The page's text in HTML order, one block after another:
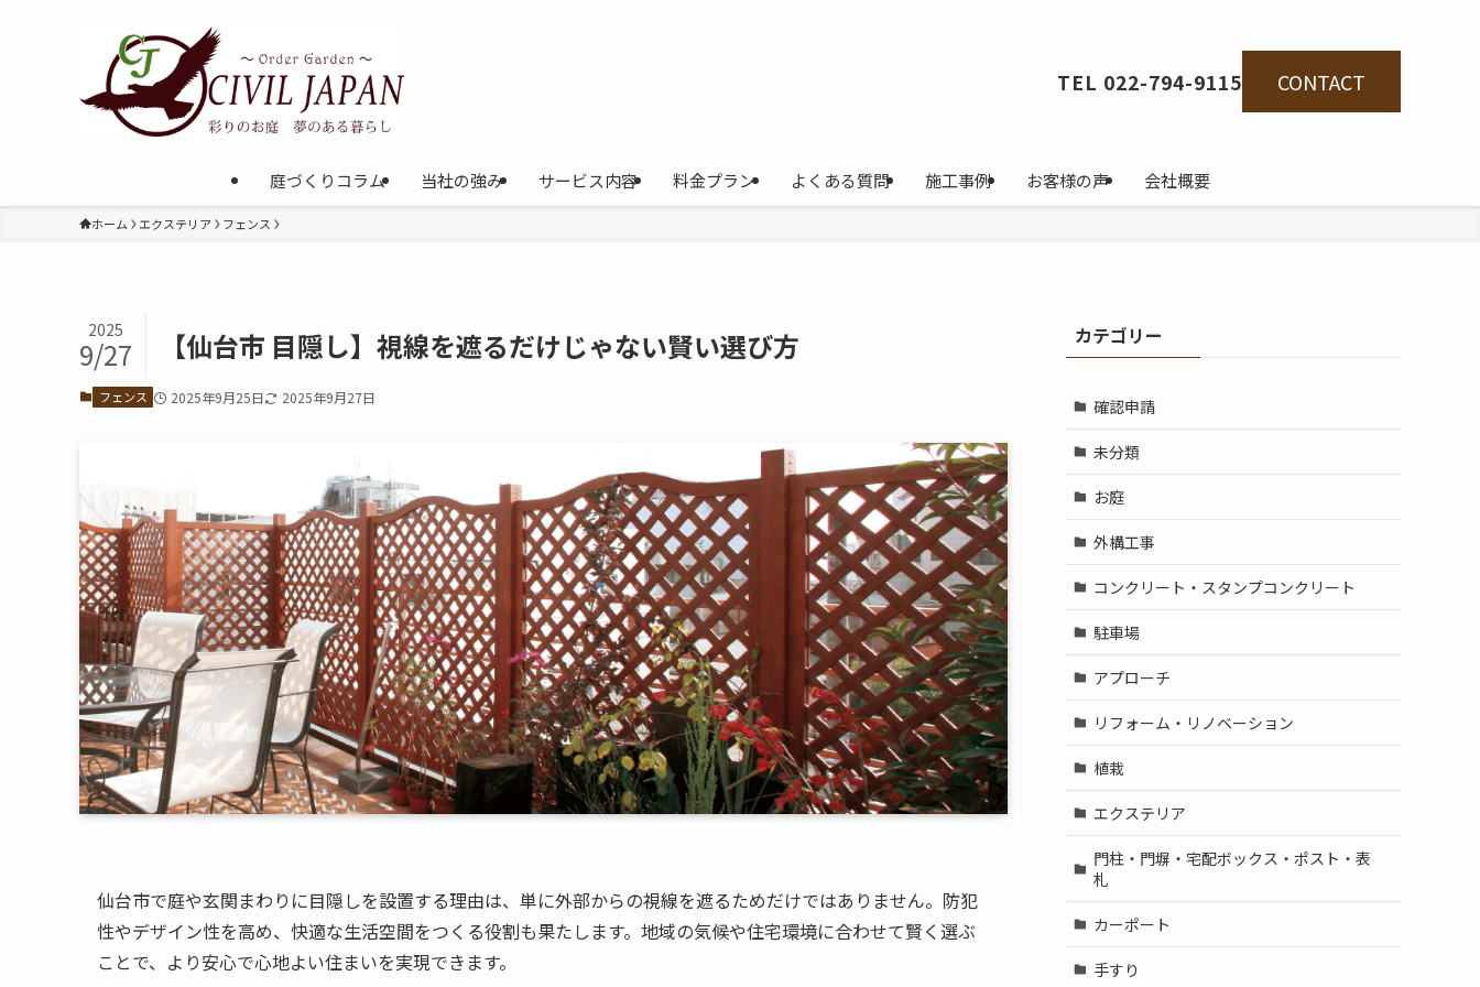
庭づくりコラム 当社の強み サービス内容 料金プラン よくある質問 施工事例 お客様の声 会社概要
TEL 022-794-9115 CONTACT
ホーム エクステリア フェンス
【仙台市 目隠し】視線を遮るだけじゃない賢い選び方
2025
9/27
フェンス 2025年9月25日 2025年9月27日
仙台市で庭や玄関まわりに目隠しを設置する理由は、単に外部からの視線を遮るためだけではありません。防犯
性やデザイン性を高め、快適な生活空間をつくる役割も果たします。地域の気候や住宅環境に合わせて賢く選ぶ
ことで、より安心で心地よい住まいを実現できます。
カテゴリー
確認申請
未分類
お庭
外構工事
コンクリート・スタンプコンクリート
駐車場
アプローチ
リフォーム・リノベーション
植栽
エクステリア
門柱・門塀・宅配ボックス・ポスト・表
札
カーポート
手すり